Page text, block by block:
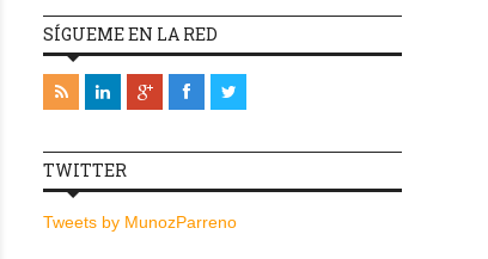
SÍGUEME EN LA RED
TWITTER
Tweets by MunozParreno